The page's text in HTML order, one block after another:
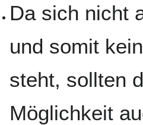
Da sich nicht
und somit
steht, sollten
Möglichkeit